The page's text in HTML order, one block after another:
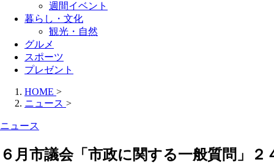
週間イベント
暮らし・文化
観光・自然
グルメ
スポーツ
プレゼント
HOME >
ニュース >
ニュース
６月市議会「市政に関する一般質問」２